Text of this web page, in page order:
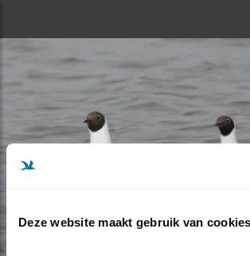
Deze website maakt gebruik van cookies